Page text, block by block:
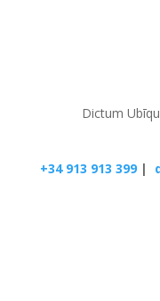
Dictum
+34 913 913 399|